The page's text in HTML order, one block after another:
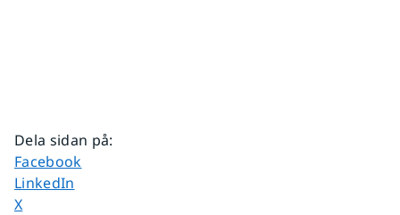
Dela sidan på:
Dela sidan på
Facebook
Dela sidan på
LinkedIn
Dela sidan på
X